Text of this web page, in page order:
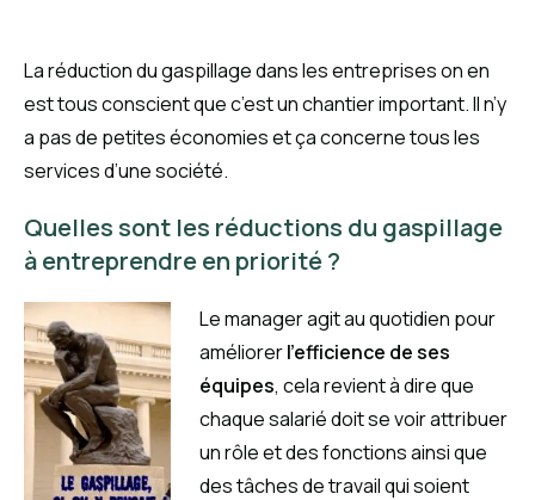
La réduction du gaspillage dans les entreprises on en
est tous conscient que c’est un chantier important. Il n’y
a pas de petites économies et ça concerne tous les
services d’une société.
Quelles sont les réductions du gaspillage
à entreprendre en priorité ?
Le manager agit au quotidien pour
améliorerl’efficience de ses
équipes, cela revient à dire que
chaque salarié doit se voir attribuer
un rôle et des fonctions ainsi que
des tâches de travail qui soient